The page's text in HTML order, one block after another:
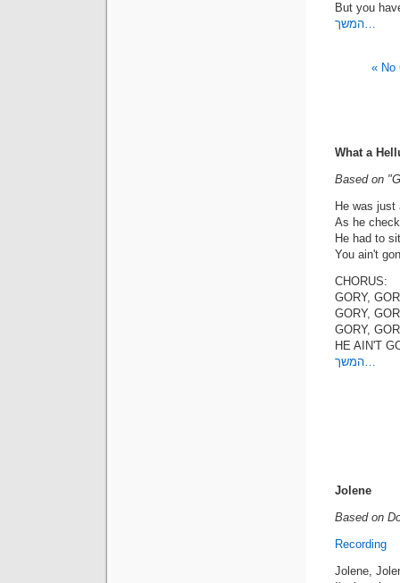
But you
המשך…
No
What a
Based on
He was just
As he
He had to
You ain't
CHORUS:
GORY,
GORY,
GORY,
HE AIN'T
המשך…
Jolene
Based on
Recording
Jolene,